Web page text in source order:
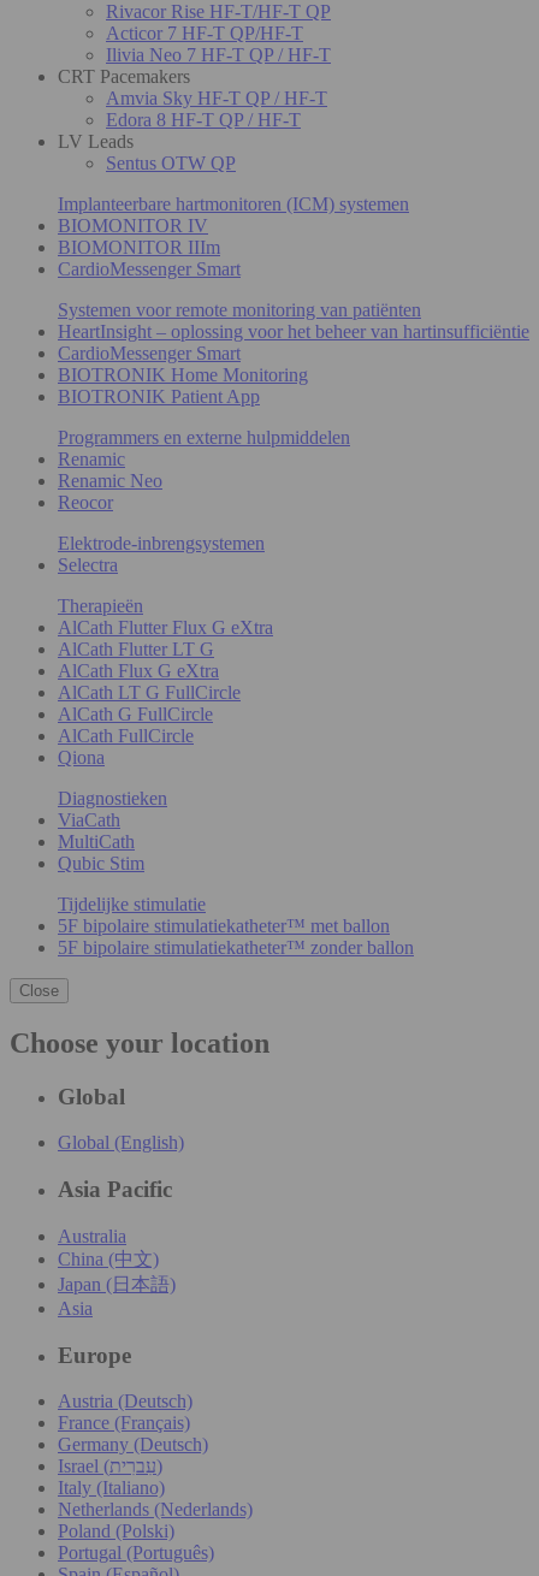
Rivacor Rise HF-T/HF-T QP
Acticor 7 HF-T QP/HF-T
Ilivia Neo 7 HF-T QP / HF-T
CRT Pacemakers
Amvia Sky HF-T QP / HF-T
Edora 8 HF-T QP / HF-T
LV Leads
Sentus OTW QP
Implanteerbare hartmonitoren (ICM) systemen
BIOMONITOR IV
BIOMONITOR IIIm
CardioMessenger Smart
Systemen voor remote monitoring van patiënten
HeartInsight – oplossing voor het beheer van hartinsufficiëntie
CardioMessenger Smart
BIOTRONIK Home Monitoring
BIOTRONIK Patient App
Programmers en externe hulpmiddelen
Renamic
Renamic Neo
Reocor
Elektrode-inbrengsystemen
Selectra
Therapieën
AlCath Flutter Flux G eXtra
AlCath Flutter LT G
AlCath Flux G eXtra
AlCath LT G FullCircle
AlCath G FullCircle
AlCath FullCircle
Qiona
Diagnostieken
ViaCath
MultiCath
Qubic Stim
Tijdelijke stimulatie
5F bipolaire stimulatiekatheter™ met ballon
5F bipolaire stimulatiekatheter™ zonder ballon
Close
Choose your location
Global
Global (English)
Asia Pacific
Australia
China (中文)
Japan (日本語)
Asia
Europe
Austria (Deutsch)
France (Français)
Germany (Deutsch)
Israel (עִברִית)
Italy (Italiano)
Netherlands (Nederlands)
Poland (Polski)
Portugal (Português)